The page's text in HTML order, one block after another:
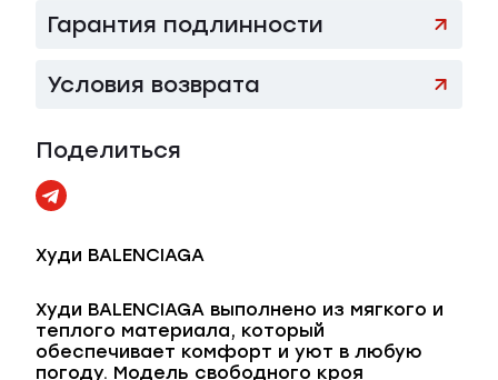
Гарантия подлинности
Условия возврата
Поделиться
Худи BALENCIAGA
Худи BALENCIAGA выполнено из мягкого и
теплого материала, который
обеспечивает комфорт и уют в любую
погоду. Модель свободного кроя